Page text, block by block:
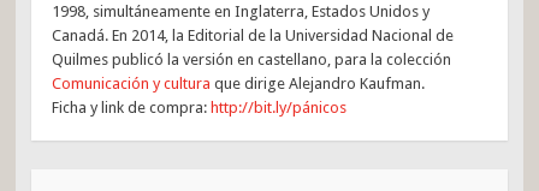
1998, simultáneamente en Inglaterra, Estados Unidos y
Canadá. En 2014, la Editorial de la Universidad Nacional de
Quilmes publicó la versión en castellano, para la colección
Comunicación y cultura que dirige Alejandro Kaufman.
Ficha y link de compra:http://bit.ly/pánicos